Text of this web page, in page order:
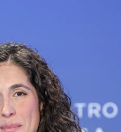
¿cómo
es el